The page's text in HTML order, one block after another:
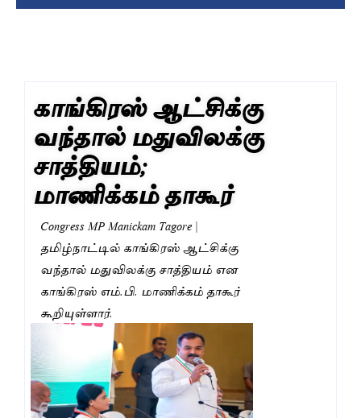
காங்கிரஸ் ஆட்சிக்கு
வந்தால் மதுவிலக்கு
சாத்தியம்;
மாணிக்கம் தாகூர்
Congress MP Manickam Tagore |
தமிழ்நாட்டில் காங்கிரஸ் ஆட்சிக்கு
வந்தால் மதுவிலக்கு சாத்தியம் என
காங்கிரஸ் எம்.பி. மாணிக்கம் தாகூர்
கூறியுள்ளார்.